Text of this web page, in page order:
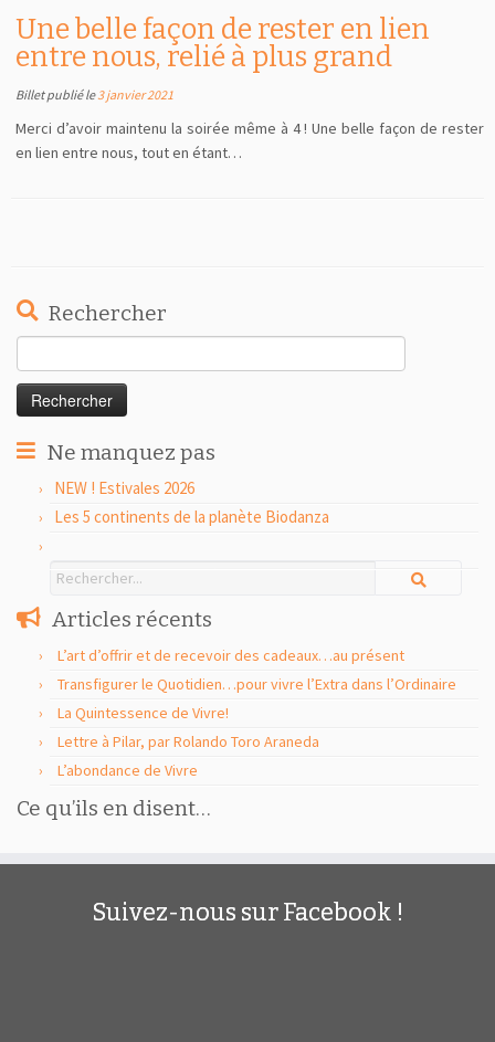
Une belle façon de rester en lien
entre nous, relié à plus grand
Billet publié le3 janvier 2021
Merci d’avoir maintenu la soirée même à 4 ! Une belle façon de rester
en lien entre nous, tout en étant…
Rechercher
Ne manquez pas
NEW ! Estivales 2026
Les 5 continents de la planète Biodanza
Articles récents
L’art d’offrir et de recevoir des cadeaux…au présent
Transfigurer le Quotidien…pour vivre l’Extra dans l’Ordinaire
La Quintessence de Vivre!
Lettre à Pilar, par Rolando Toro Araneda
L’abondance de Vivre
Ce qu’ils en disent…
Suivez-nous sur Facebook !